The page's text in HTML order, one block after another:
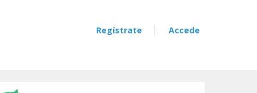
Regístrate Accede